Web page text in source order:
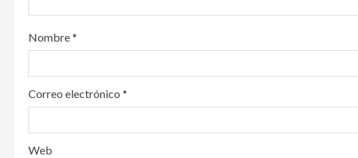
o
n
Nombre*
Correo electrónico *
Web